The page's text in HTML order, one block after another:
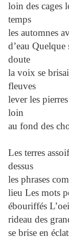
loin des cages
temps
les automnes
d’eau Quelque
doute
la voix se
fleuves
lever les
loin
au fond des
Les terres
dessus
les phrases
lieu Les mots
ébouriffés
rideau des
se brise en